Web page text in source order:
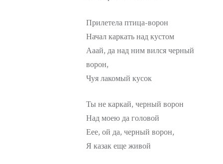
Прилетела птица-ворон
Начал каркать над кустом
Ааай, да над ним вился черный
ворон,
Чуя лакомый кусок
Ты не каркай, черный ворон
Над моею да головой
Еее, ой да, черный ворон,
Я казак еще живой